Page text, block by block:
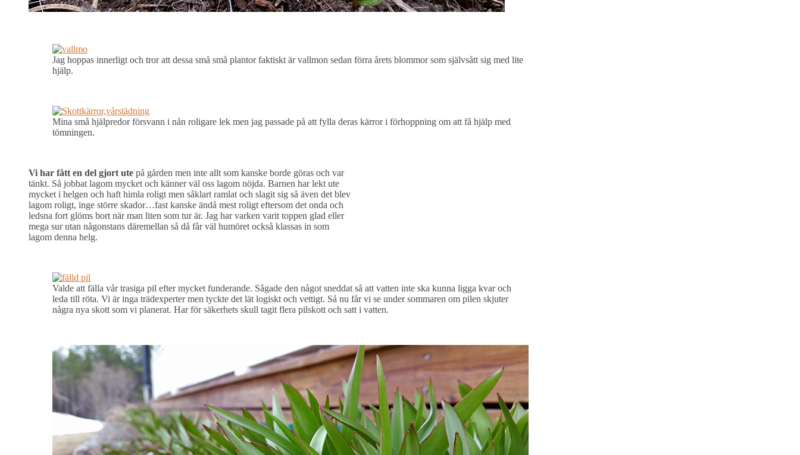
Jag hoppas innerligt och tror att dessa små små plantor faktiskt är vallmon sedan förra årets blommor som självsått sig med lite
hjälp.
Mina små hjälpredor försvann i nån roligare lek men jag passade på att fylla deras kärror i förhoppning om att få hjälp med
tömningen.
Vi har fått en del gjort ute på gården men inte allt som kanske borde göras och var
tänkt. Så jobbat lagom mycket och känner väl oss lagom nöjda. Barnen har lekt ute
mycket i helgen och haft himla roligt men såklart ramlat och slagit sig så även det blev
lagom roligt, inge större skador…fast kanske ändå mest roligt eftersom det onda och
ledsna fort glöms bort när man liten som tur är. Jag har varken varit toppen glad eller
mega sur utan någonstans däremellan så då får väl humöret också klassas in som
lagom denna helg.
Valde att fälla vår trasiga pil efter mycket funderande. Sågade den något sneddat så att vatten inte ska kunna ligga kvar och
leda till röta. Vi är inga trädexperter men tyckte det lät logiskt och vettigt. Så nu får vi se under sommaren om pilen skjuter
några nya skott som vi planerat. Har för säkerhets skull tagit flera pilskott och satt i vatten.